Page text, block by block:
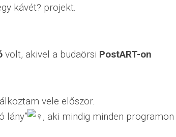
kávét? projekt.
volt, akivel a budaörsi PostART-on
vele először.
lány”
, aki mindig minden programon